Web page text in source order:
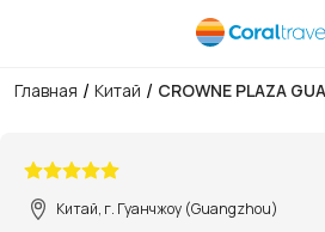
Главная / Китай / CROWNE PLAZA
Китай, г. Гуанчжоу (Guangzhou)